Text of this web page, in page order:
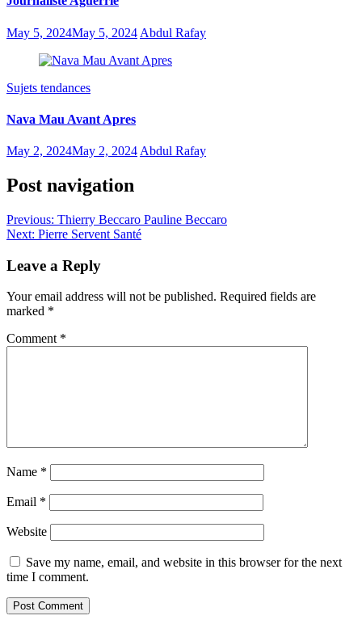
May 5, 2024May 5, 2024 Abdul Rafay
Sujets tendances
Nava Mau Avant Apres
May 2, 2024May 2, 2024 Abdul Rafay
Post navigation
Previous: Thierry Beccaro Pauline Beccaro
Next: Pierre Servent Santé
Leave a Reply
Your email address will not be published. Required fields are
marked *
Comment *
Name *
Email *
Website
Save my name, email, and website in this browser for the next
time I comment.